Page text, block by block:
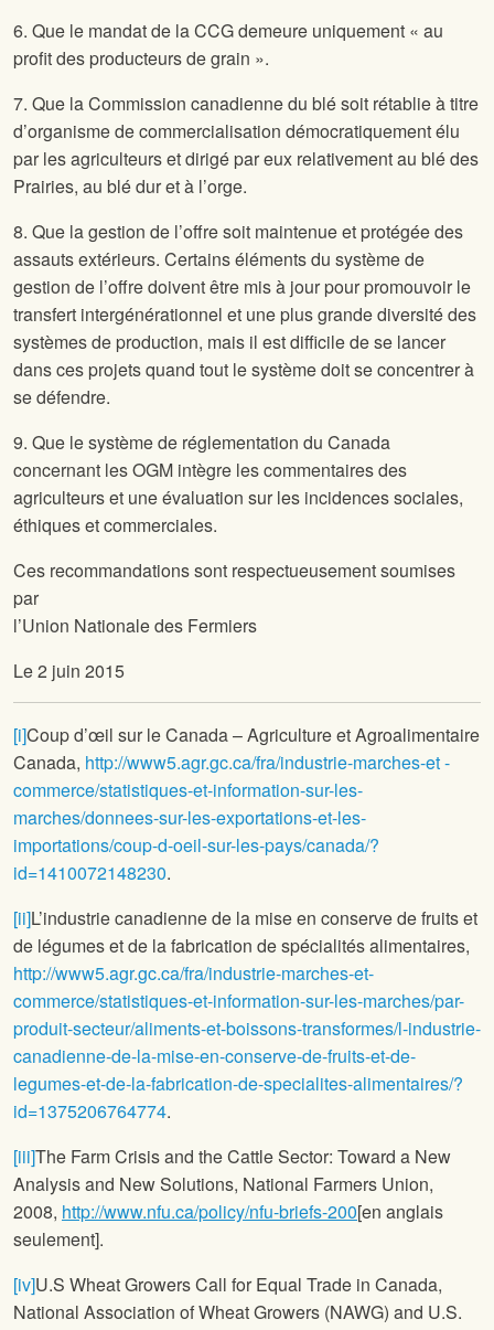
6. Que le mandat de la CCG demeure uniquement « au
profit des producteurs de grain ».
7. Que la Commission canadienne du blé soit rétablie à titre
d’organisme de commercialisation démocratiquement élu
par les agriculteurs et dirigé par eux relativement au blé des
Prairies, au blé dur et à l’orge.
8. Que la gestion de l’offre soit maintenue et protégée des
assauts extérieurs. Certains éléments du système de
gestion de l’offre doivent être mis à jour pour promouvoir le
transfert intergénérationnel et une plus grande diversité des
systèmes de production, mais il est difficile de se lancer
dans ces projets quand tout le système doit se concentrer à
se défendre.
9. Que le système de réglementation du Canada
concernant les OGM intègre les commentaires des
agriculteurs et une évaluation sur les incidences sociales,
éthiques et commerciales.
Ces recommandations sont respectueusement soumises
par
l’Union Nationale des Fermiers
Le 2 juin 2015
[i]Coup d’œil sur le Canada – Agriculture et Agroalimentaire
Canada, http://www5.agr.gc.ca/fra/industrie-marches-et -
commerce/statistiques-et-information-sur-les-
marches/donnees-sur-les-exportations-et-les-
importations/coup-d-oeil-sur-les-pays/canada/?
id=1410072148230.
[ii]L’industrie canadienne de la mise en conserve de fruits et
de légumes et de la fabrication de spécialités alimentaires,
http://www5.agr.gc.ca/fra/industrie-marches-et-
commerce/statistiques-et-information-sur-les-marches/par-
produit-secteur/aliments-et-boissons-transformes/l-industrie-
canadienne-de-la-mise-en-conserve-de-fruits-et-de-
legumes-et-de-la-fabrication-de-specialites-alimentaires/?
id=1375206764774.
[iii]The Farm Crisis and the Cattle Sector: Toward a New
Analysis and New Solutions, National Farmers Union,
2008, http://www.nfu.ca/policy/nfu-briefs-200[en anglais
seulement].
[iv]U.S Wheat Growers Call for Equal Trade in Canada,
National Association of Wheat Growers (NAWG) and U.S.